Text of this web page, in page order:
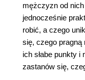
mężczyzn od
jednocześnie
robić, a czego
się, czego
ich słabe punkty i
zastanów się,